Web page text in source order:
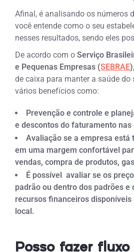
Afinal, é analisando os números
você entende como o seu
nesses resultados, sendo eles
De acordo com oServiço
e Pequenas Empresas (SEBRAE),
de caixa para manter a saúde do
vários benefícios como:
Prevenção e controle e
e descontos do faturamento nas
Avaliação se a empresa está
em uma margem confortável
vendas, compra de produtos,
É possível avaliar se os
padrão ou dentro dos padrões e
recursos financeiros disponíveis
local.
Posso fazer